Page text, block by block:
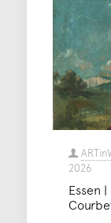
2026
Essen